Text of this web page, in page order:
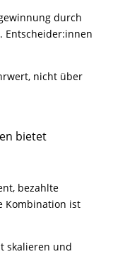
durch
Entscheider:innen
nicht über
bietet
bezahlte
Kombination ist
skalieren und